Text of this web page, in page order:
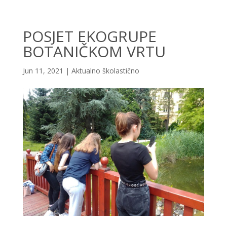
POSJET EKOGRUPE
BOTANIČKOM VRTU
Jun 11, 2021 | Aktualno školastično